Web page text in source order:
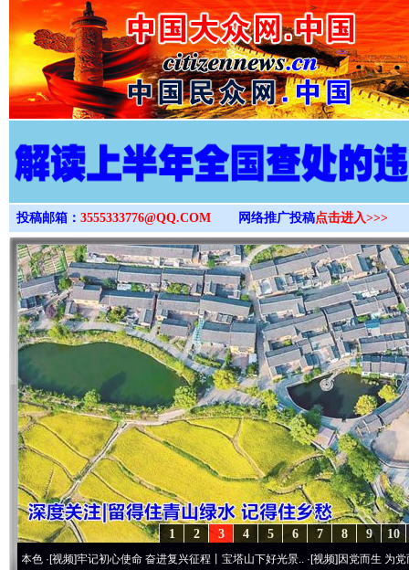
>
投稿邮箱： 3555333776@QQ.COM 网络推广投稿点击进入>>>
10
9
8
7
6
5
4
3
2
1
牢记初心使命 奋进复兴征程丨宝塔山下好光景..·[视频]因党而生 为党而战——百